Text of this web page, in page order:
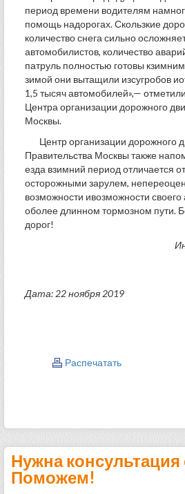
период времени водителям
помощь надорогах. Скользкие
количество снега сильно
автомобилистов, количество
патруль полностью готовы
зимой они вытащили изсугробов
1,5 тысяч автомобилей»,—
Центра организации дорожного
Москвы.
Центр организации дорожного
Правительства Москвы также
езда взимний период отличается
осторожными зарулем,
возможности ивозможности
оболее длинном тормозном пути.
дорог!
Дата: 22 ноября 2019
Распечатать
Нужна консультация
Поможем!